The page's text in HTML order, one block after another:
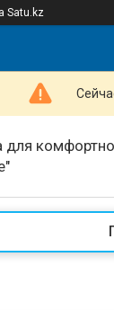
Satu.kz
для